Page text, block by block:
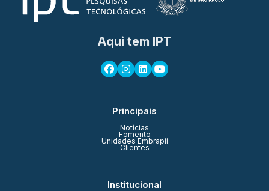
Aqui tem IPT
Principais
Notícias
Fomento
Unidades Embrapii
Clientes
Institucional